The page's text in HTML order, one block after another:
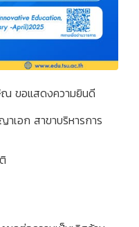
ขอแสดงความยินดี
อก สาขาบริหารการ